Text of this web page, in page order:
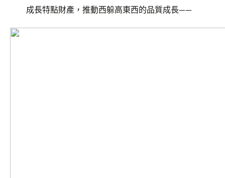
成長特點財產，推動西躲高東西的品質成長——